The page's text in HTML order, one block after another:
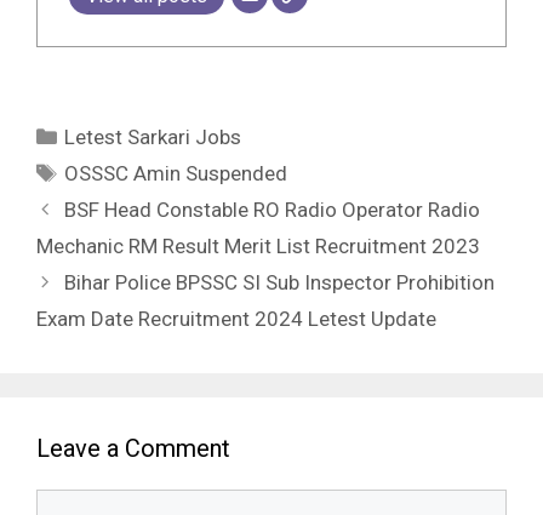
Letest Sarkari Jobs
OSSSC Amin Suspended
BSF Head Constable RO Radio Operator Radio
Mechanic RM Result Merit List Recruitment 2023
Bihar Police BPSSC SI Sub Inspector Prohibition
Exam Date Recruitment 2024 Letest Update
Leave a Comment